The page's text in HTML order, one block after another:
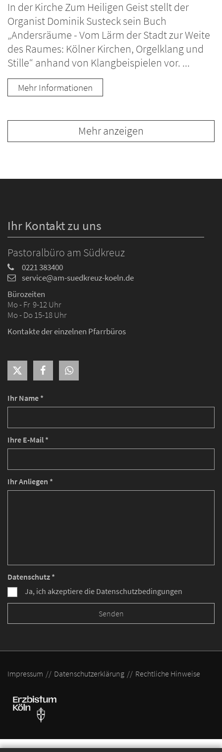
In der Kirche Zum Heiligen Geist stellt der
Organist Dominik Susteck sein Buch
„Andersräume - Vom Lärm der Stadt zur Weite
des Raumes: Kölner Kirchen, Orgelklang und
Stille“ anhand von Klangbeispielen vor. ...
Mehr Informationen
Mehr anzeigen
Ihr Name *
Ihre E-Mail *
Ihr Anliegen *
Datenschutz *
Ja, ich akzeptiere die Datenschutzbedingungen
Ihr Kontakt zu uns
Pastoralbüro am Südkreuz
0221 383400
service@am-suedkreuz-koeln.de
Bürozeiten
Mo - Fr 9-12 Uhr
Mo - Do 15-18 Uhr
Kontakte der einzelnen Pfarrbüros
Impressum Datenschutzerklärung Rechtliche Hinweise